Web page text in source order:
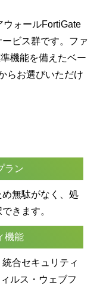
ウォールFortiGate
ビス群です。ファ
機能を備えたベー
らお選びいただけ
ラン
無駄がなく、処
きます。
機能
合セキュリティ
ルス・ウェブフ